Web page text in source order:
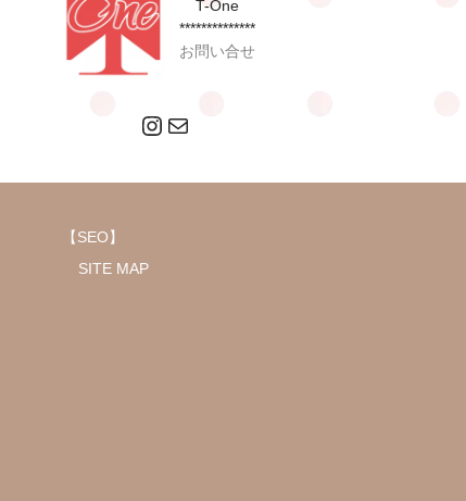
T-One
**************
お問い合せ
Instagram
メール
【SEO】
SITE MAP